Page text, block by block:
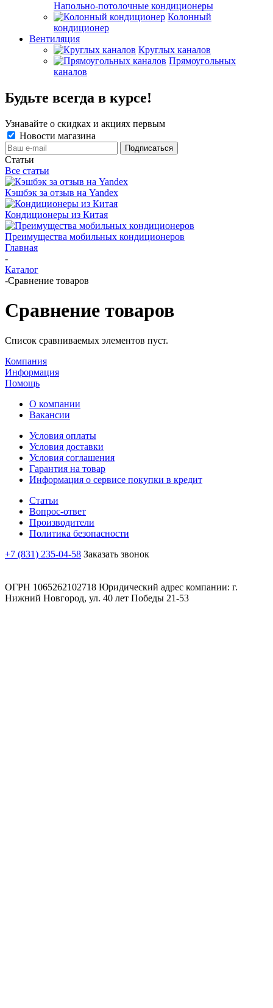
Напольно-потолочные кондиционеры
Колонный
кондиционер
Вентиляция
Круглых каналов
Прямоугольных
каналов
Будьте всегда в курсе!
Узнавайте о скидках и акциях первым
Новости магазина
Статьи
Все статьи
Кэшбэк за отзыв на Yandex
Кондиционеры из Китая
Преимущества мобильных кондиционеров
Главная
-
Каталог
-Сравнение товаров
Сравнение товаров
Список сравниваемых элементов пуст.
Компания
Информация
Помощь
О компании
Вакансии
Условия оплаты
Условия доставки
Условия соглашения
Гарантия на товар
Информация о сервисе покупки в кредит
Статьи
Вопрос-ответ
Производители
Политика безопасности
+7 (831) 235-04-58 Заказать звонок
ОГРН 1065262102718 Юридический адрес компании: г.
Нижний Новгород, ул. 40 лет Победы 21-53